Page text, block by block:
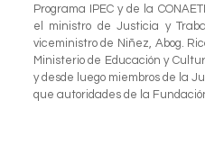
Programa IPEC y de la
el ministro de Justicia y
viceministro de Niñez, Abog.
Ministerio de Educación y
y desde luego miembros de la
que autoridades de la